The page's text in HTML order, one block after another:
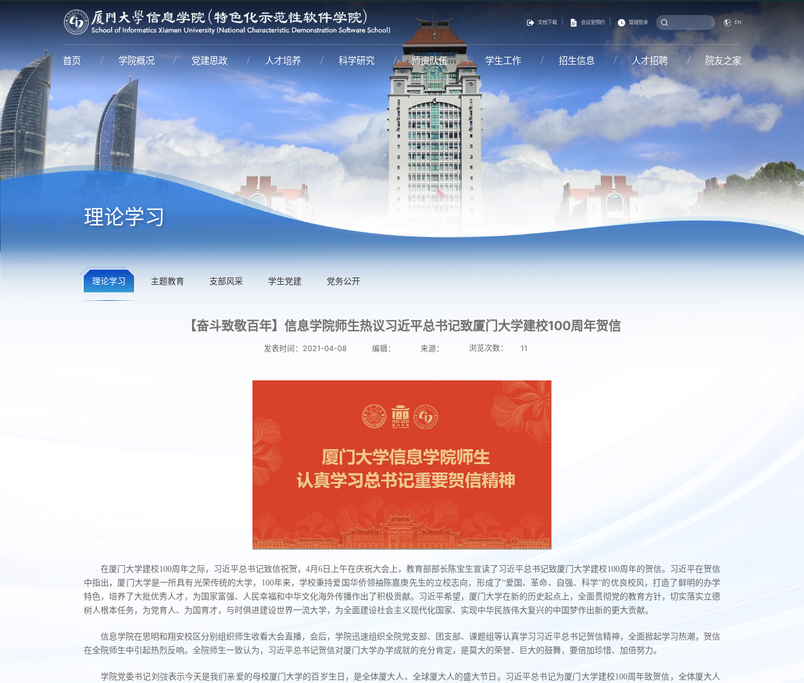
文档下载 会议室预约 管理登录 EN
首页 学院概况 党建思政 人才培养 科学研究 师资队伍 学生工作 招生信息 人才招聘 院友之家
理论学习
理论学习 主题教育 支部风采 学生党建 党务公开
【奋斗致敬百年】信息学院师生热议习近平总书记致厦门大学建校100周年贺信
发表时间：2021-04-08 编辑： 来源： 浏览次数： 11
在厦门大学建校100周年之际，习近平总书记致信祝贺，4月6日上午在庆祝大会上，教育部部长陈宝生宣读了习近平总书记致厦门大学建校100周年的贺信。习近平在贺信
中指出，厦门大学是一所具有光荣传统的大学，100年来，学校秉持爱国华侨领袖陈嘉庚先生的立校志向，形成了“爱国、革命、自强、科学”的优良校风，打造了鲜明的办学
特色，培养了大批优秀人才，为国家富强、人民幸福和中华文化海外传播作出了积极贡献。习近平希望，厦门大学在新的历史起点上，全面贯彻党的教育方针，切实落实立德
树人根本任务，为党育人、为国育才，与时俱进建设世界一流大学，为全面建设社会主义现代化国家、实现中华民族伟大复兴的中国梦作出新的更大贡献。
信息学院在思明和翔安校区分别组织师生收看大会直播，会后，学院迅速组织全院党支部、团支部、课题组等认真学习习近平总书记贺信精神，全面掀起学习热潮，贺信
在全院师生中引起热烈反响。全院师生一致认为，习近平总书记贺信对厦门大学办学成就的充分肯定，是莫大的荣誉、巨大的鼓舞，要倍加珍惜、加倍努力。
学院党委书记刘弢表示今天是我们亲爱的母校厦门大学的百岁生日，是全体厦大人、全球厦大人的盛大节日。习近平总书记为厦门大学建校100周年致贺信，全体厦大人